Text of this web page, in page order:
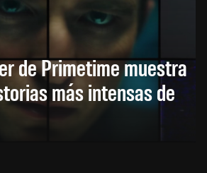
de Primetime muestra
más intensas de